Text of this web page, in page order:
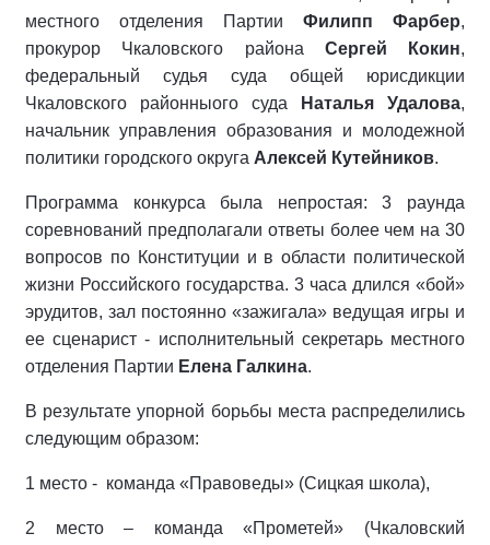
местного отделения Партии Филипп Фарбер,
прокурор Чкаловского района Сергей Кокин,
федеральный судья суда общей юрисдикции
Чкаловского районныого суда
Наталья Удалова,
начальник управления образования и молодежной
политики городского округа Алексей Кутейников.
Программа конкурса была непростая: 3 раунда
соревнований предполагали ответы более чем на 30
вопросов по Конституции и в области политической
жизни Российского государства. 3 часа длился «бой»
эрудитов, зал постоянно «зажигала» ведущая игры и
ее сценарист - исполнительный секретарь местного
отделения Партии Елена Галкина.
В результате упорной борьбы места распределились
следующим образом:
1 место - команда «Правоведы» (Сицкая школа),
2 место – команда «Прометей» (Чкаловский